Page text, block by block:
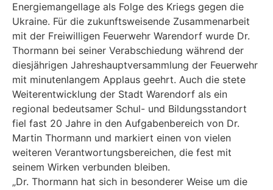
Energiemangellage als Folge des Kriegs gegen die
Ukraine. Für die zukunftsweisende Zusammenarbeit
mit der Freiwilligen Feuerwehr Warendorf wurde Dr.
Thormann bei seiner Verabschiedung während der
diesjährigen Jahreshauptversammlung der Feuerwehr
mit minutenlangem Applaus geehrt. Auch die stete
Weiterentwicklung der Stadt Warendorf als ein
regional bedeutsamer Schul- und Bildungsstandort
fiel fast 20 Jahre in den Aufgabenbereich von Dr.
Martin Thormann und markiert einen von vielen
weiteren Verantwortungsbereichen, die fest mit
seinem Wirken verbunden bleiben.
„Dr. Thormann hat sich in besonderer Weise um die